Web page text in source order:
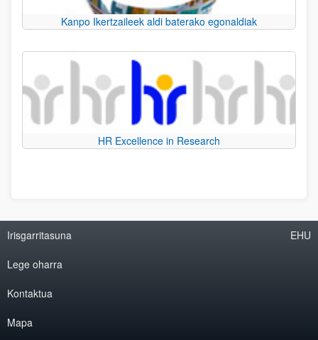
Kanpo Ikertzaileek aldi baterako egonaldiak
HR Excellence in Research
Irisgarritasuna
Lege oharra
Kontaktua
Mapa
EHU